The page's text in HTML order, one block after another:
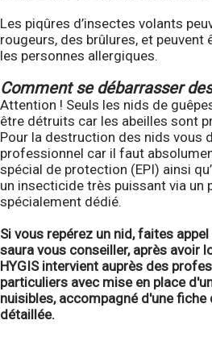
Les piqûres d’insectes volants
rougeurs, des brûlures, et peuvent
les personnes allergiques.
Comment se débarrasser
Attention ! Seuls les nids de
être détruits car les abeilles
Pour la destruction des nids vous
professionnel car il faut
spécial de protection (EPI) ainsi
un insecticide très puissant via un
spécialement dédié.
Si vous repérez un nid, faites
saura vous conseiller, après avoir
HYGIS intervient auprès des
particuliers avec mise en place
nuisibles, accompagné d'une
détaillée.